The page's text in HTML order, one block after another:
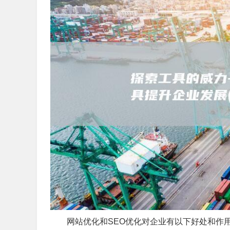
网站优化和SEO优化对企业有以下好处和作